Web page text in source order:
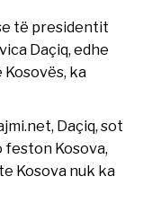
të presidentit
Daçiq, edhe
ka
Daçiq, sot
feston Kosova,
Kosova nuk ka